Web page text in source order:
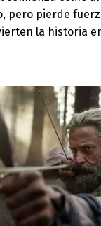
pero pierde
la historia